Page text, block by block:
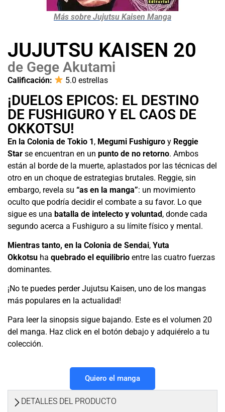
Más sobre Jujutsu Kaisen Manga
JUJUTSU KAISEN 20
de Gege Akutami
Calificación: 5.0 estrellas
¡DUELOS EPICOS: EL DESTINO
DE FUSHIGURO Y EL CAOS DE
OKKOTSU!
En la Colonia de Tokio 1, Megumi Fushiguro y Reggie
Star se encuentran en un punto de no retorno. Ambos
están al borde de la muerte, aplastados por las técnicas del
otro en un choque de estrategias brutales. Reggie, sin
embargo, revela su “as en la manga”: un movimiento
oculto que podría decidir el combate a su favor. Lo que
sigue es una batalla de intelecto y voluntad, donde cada
segundo acerca a Fushiguro a su límite físico y mental.
Mientras tanto, en la Colonia de Sendai, Yuta
Okkotsu ha quebrado el equilibrio entre las cuatro fuerzas
dominantes.
¡No te puedes perder Jujutsu Kaisen, uno de los mangas
más populares en la actualidad!
Para leer la sinopsis sigue bajando. Este es el volumen 20
del manga. Haz click en el botón debajo y adquiérelo a tu
colección.
Quiero el manga
DETALLES DEL PRODUCTO